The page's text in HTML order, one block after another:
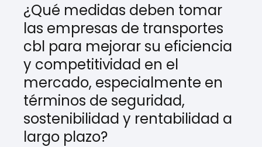
¿Qué medidas deben tomar
las empresas de transportes
cbl para mejorar su eficiencia
y competitividad en el
mercado, especialmente en
términos de seguridad,
sostenibilidad y rentabilidad a
largo plazo?